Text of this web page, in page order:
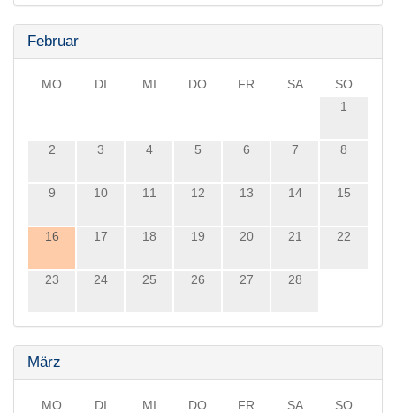
Februar
MO DI MI DO FR SA
SO
1
2 3 4 5 6 7 8
9 10 11 12 13 14 15
16 17 18 19 20 21 22
23 24 25 26 27 28
März
MO DI MI DO FR SA
SO